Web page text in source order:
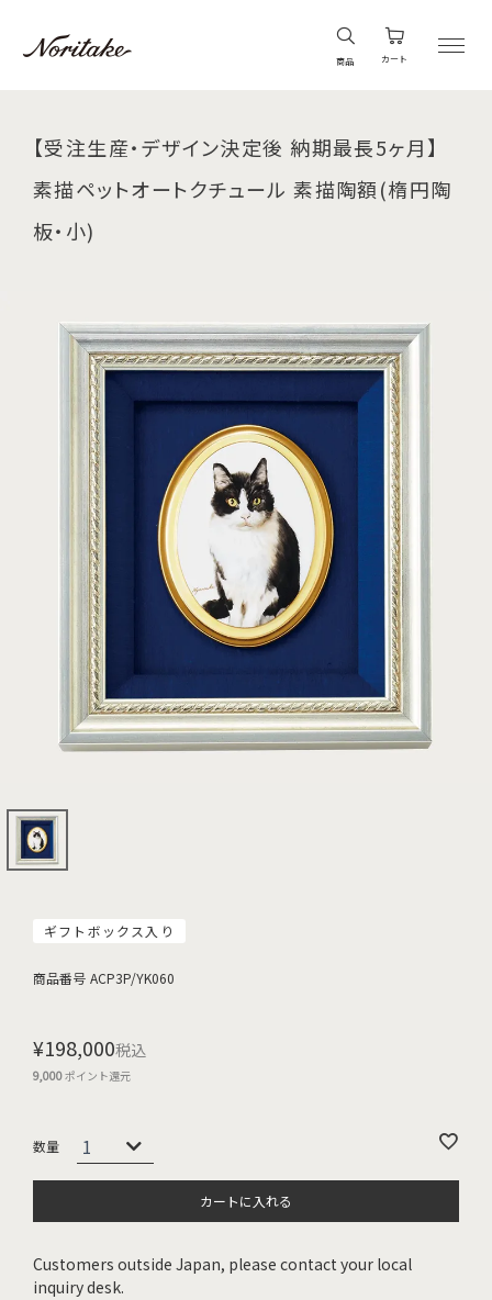
商品 カート
【受注生産・デザイン決定後 納期最長5ヶ月】
素描ペットオートクチュール 素描陶額(楕円陶
板・小)
ギフトボックス入り
商品番号 ACP3P/YK060
¥198,000税込
9,000ポイント還元
カートに入れる
Customers outside Japan, please contact your local
inquiry desk.